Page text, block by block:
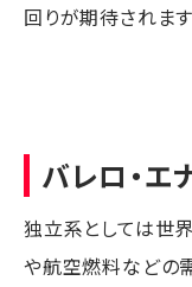
回りが期待されま
バレロ・エ
独立系としては世
や航空燃料などの